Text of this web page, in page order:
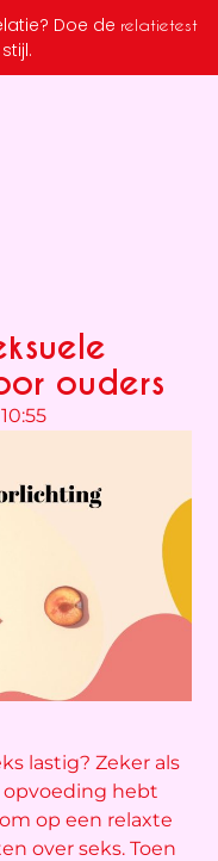
Doe de relatietest
ouders
10:55
lastig? Zeker als
opvoeding hebt
op een relaxte
over seks. Toen